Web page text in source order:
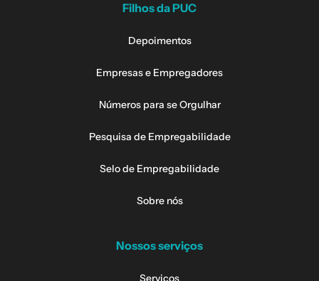
Filhos da PUC
Depoimentos
Empresas e Empregadores
Números para se Orgulhar
Pesquisa de Empregabilidade
Selo de Empregabilidade
Sobre nós
Nossos serviços
Serviços